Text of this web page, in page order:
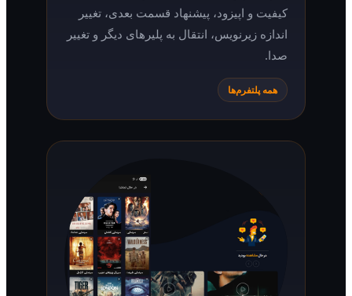
کیفیت و اپیزود، پیشنهاد قسمت بعدی، تغییر
اندازه زیرنویس، انتقال به پلیرهای دیگر و تغییر
همه پلتفرم‌ها